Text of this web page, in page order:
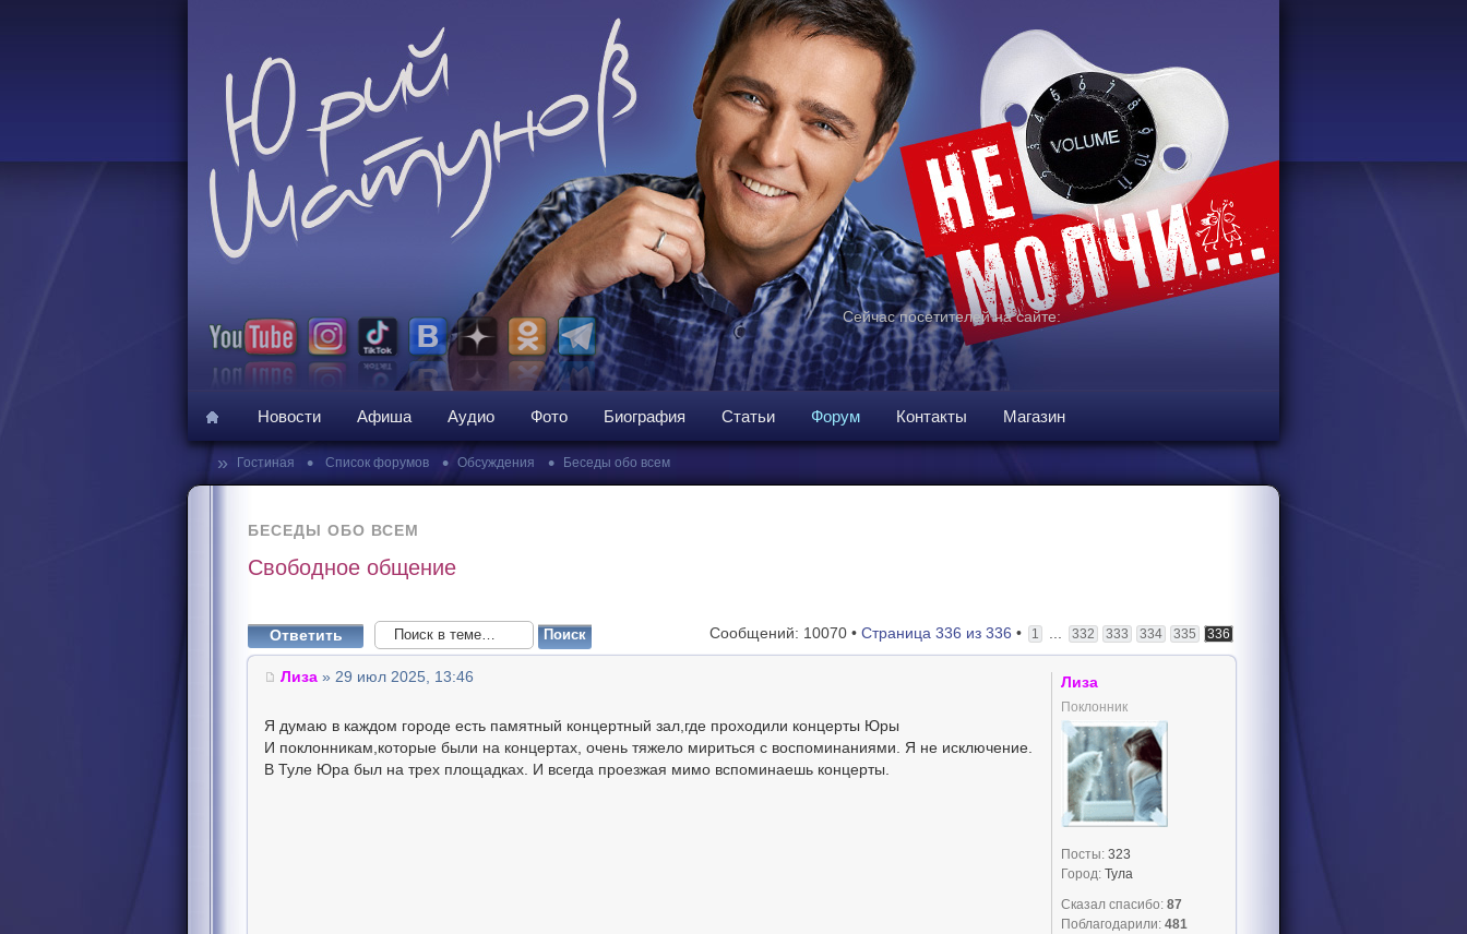
Сейчас посетителей на сайте:
Новости Афиша Аудио Фото Биография Статьи Форум Контакты Магазин
» Гостиная • Список форумов • Обсуждения • Беседы обо всем
БЕСЕДЫ ОБО ВСЕМ
Свободное общение
Ответить Сообщений: 10070 • Страница 336 из 336 • 1 ... 332 333 334 335 336
Лиза » 29 июл 2025, 13:46
Я думаю в каждом городе есть памятный концертный зал,где проходили концерты Юры
И поклонникам,которые были на концертах, очень тяжело мириться с воспоминаниями. Я не исключение.
В Туле Юра был на трех площадках. И всегда проезжая мимо вспоминаешь концерты.
Лиза
Поклонник
Посты: 323
Город: Тула
Сказал спасибо: 87
Поблагодарили: 481